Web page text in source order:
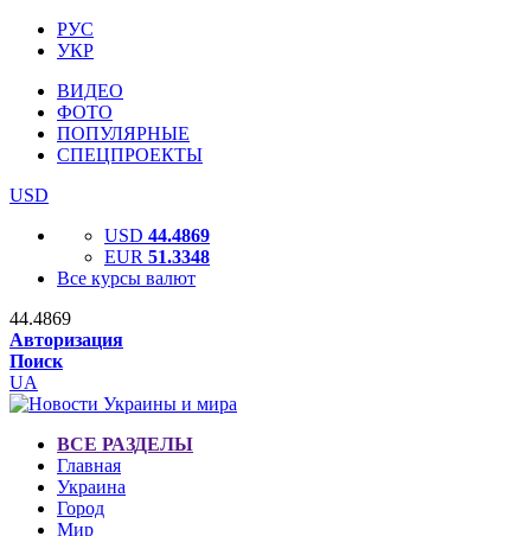
РУС
УКР
ВИДЕО
ФОТО
ПОПУЛЯРНЫЕ
СПЕЦПРОЕКТЫ
USD
USD 44.4869
EUR 51.3348
Все курсы валют
44.4869
Авторизация
Поиск
UA
ВСЕ РАЗДЕЛЫ
Главная
Украина
Город
Мир